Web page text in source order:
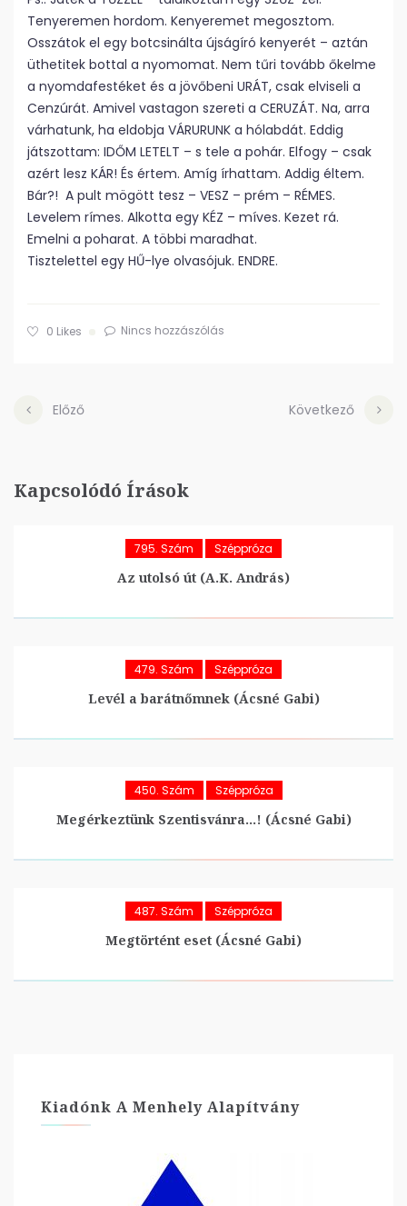
Tenyeremen hordom. Kenyeremet megosztom.
Osszátok el egy botcsinálta újságíró kenyerét – aztán
üthetitek bottal a nyomomat. Nem tűri tovább őkelme
a nyomdafestéket és a jövőbeni URÁT, csak elviseli a
Cenzúrát. Amivel vastagon szereti a CERUZÁT. Na, arra
várhatunk, ha eldobja VÁRURUNK a hólabdát. Eddig
játszottam: IDŐM LETELT – s tele a pohár. Elfogy – csak
azért lesz KÁR! És értem. Amíg írhattam. Addig éltem.
Bár?! A pult mögött tesz – VESZ – prém – RÉMES.
Levelem rímes. Alkotta egy KÉZ – míves. Kezet rá.
Emelni a poharat. A többi maradhat.
Tisztelettel egy HŰ-lye olvasójuk. ENDRE.
0 Likes Nincs hozzászólás
Előző Következő
Kapcsolódó Írások
795. Szám Széppróza
Az utolsó út (A.K. András)
479. Szám Széppróza
Levél a barátnőmnek (Ácsné Gabi)
450. Szám Széppróza
Megérkeztünk Szentisvánra…! (Ácsné Gabi)
487. Szám Széppróza
Megtörtént eset (Ácsné Gabi)
Kiadónk A Menhely Alapítvány